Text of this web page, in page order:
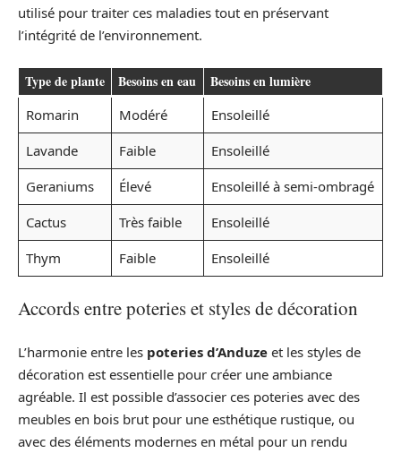
utilisé pour traiter ces maladies tout en préservant
l’intégrité de l’environnement.
Type de plante Besoins en eau Besoins en lumière
Romarin Modéré
Ensoleillé
Lavande
Faible
Ensoleillé
Geraniums
Élevé
Ensoleillé à semi-ombragé
Cactus
Très faible
Ensoleillé
Thym
Faible Ensoleillé
Accords entre poteries et styles de décoration
L’harmonie entre les poteries d’Anduze et les styles de
décoration est essentielle pour créer une ambiance
agréable. Il est possible d’associer ces poteries avec des
meubles en bois brut pour une esthétique rustique, ou
avec des éléments modernes en métal pour un rendu